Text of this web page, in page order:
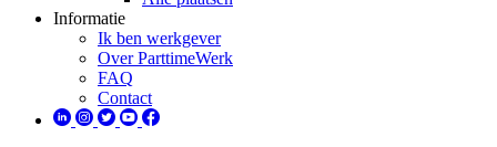
Informatie
Ik ben werkgever
Over ParttimeWerk
FAQ
Contact